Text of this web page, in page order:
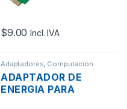
$9.00 Incl. IVA
Adaptadores, Computación
ADAPTADOR DE
ENERGIA PARA